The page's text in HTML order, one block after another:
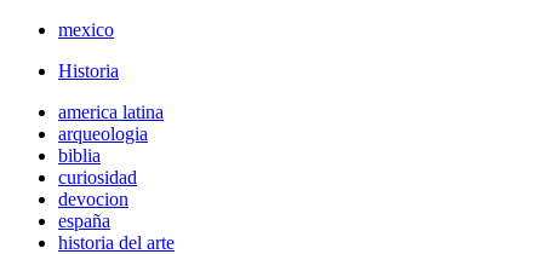
mexico
Historia
america latina
arqueologia
biblia
curiosidad
devocion
españa
historia del arte